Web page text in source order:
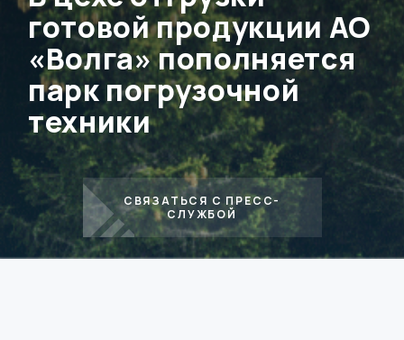
готовой продукции АО
«Волга» пополняется
парк погрузочной
техники
СВЯЗАТЬСЯ С ПРЕСС-
СЛУЖБОЙ